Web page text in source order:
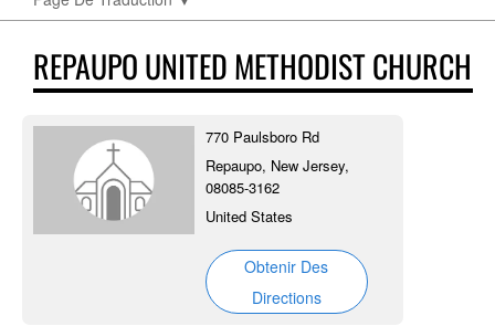
REPAUPO UNITED METHODIST CHURCH
770 Paulsboro Rd
Repaupo, New Jersey,
08085-3162
United States
Obtenir Des
Directions